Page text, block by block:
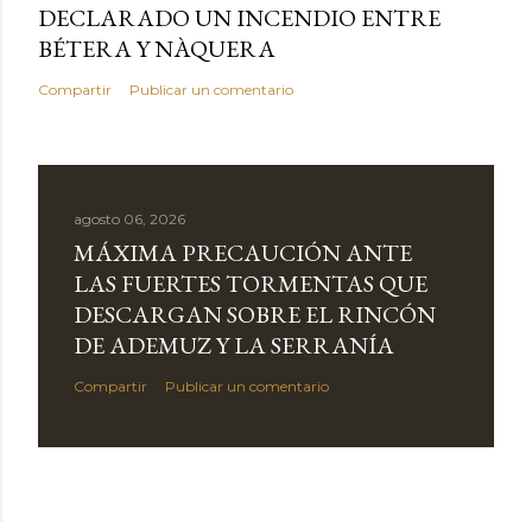
DECLARADO UN INCENDIO ENTRE
BÉTERA Y NÀQUERA
Compartir Publicar un comentario
agosto 06, 2026
MÁXIMA PRECAUCIÓN ANTE
LAS FUERTES TORMENTAS QUE
DESCARGAN SOBRE EL RINCÓN
DE ADEMUZ Y LA SERRANÍA
Compartir Publicar un comentario